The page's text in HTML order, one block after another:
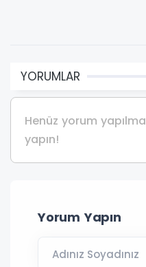
YORUMLAR
Henüz yorum
yapın!
Yorum Yapın